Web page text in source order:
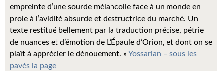
Kvasar
Pulps
Wotan
empreinte d’une sourde mélancolie face à un monde en
proie à l’avidité absurde et destructrice du marché. Un
texte restitué bellement par la traduction précise, pétrie
de nuances et d’émotion de L’Épaule d’Orion, et dont on se
plaît à apprécier le dénouement. » Yossarian – sous les
pavés la page